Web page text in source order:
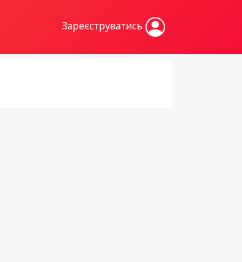
Зареєструватись